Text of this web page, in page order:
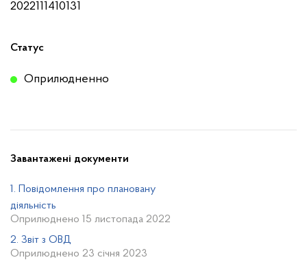
2022111410131
Статус
Оприлюдненно
Завантажені документи
1. Повідомлення про плановану
діяльність
Оприлюднено 15 листопада 2022
2. Звіт з ОВД
Оприлюднено 23 січня 2023